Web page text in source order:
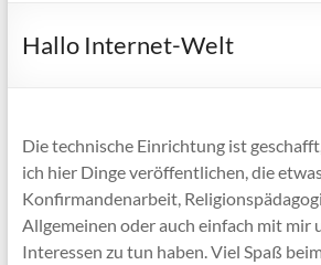
Hallo Internet-Welt
Die technische Einrichtung ist
ich hier Dinge veröffentlichen, die
Konfirmandenarbeit,
Allgemeinen oder auch einfach mit mir
Interessen zu tun haben. Viel Spaß